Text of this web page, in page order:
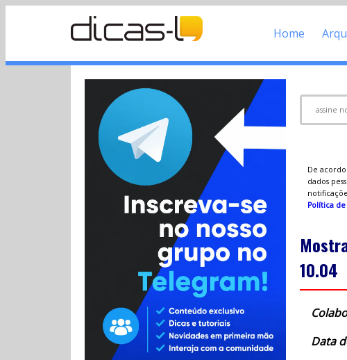
Home
De
dados
Política
10.04
Data